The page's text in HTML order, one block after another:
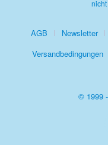
AGB Newsletter
Versandbedingungen
© 1999